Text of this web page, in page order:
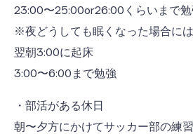
23:00〜25:00or26:00くらいまで
※夜どうしても眠くなった場合には
翌朝3:00に起床
3:00〜6:00まで勉強
・部活がある休日
朝〜夕方にかけてサッカー部の練